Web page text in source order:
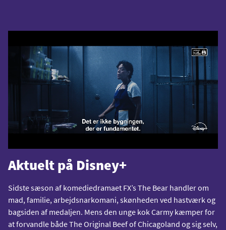
Aktuelt på Disney+
Sidste sæson af komediedramaet FX’s The Bear handler om
mad, familie, arbejdsnarkomani, skønheden ved hastværk og
bagsiden af medaljen. Mens den unge kok Carmy kæmper for
at forvandle både The Original Beef of Chicagoland og sig selv,